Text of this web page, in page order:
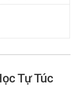
Tự Túc